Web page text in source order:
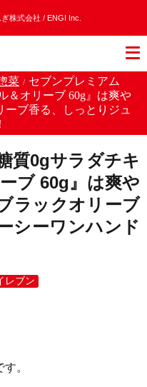
株式会社 / ENGI Inc.
菜 / セブンプレミアム
＆オリーブ 60g』は爽や
ーブ香る、しっとりジュ
質0gサラダチキ
ブ 60g』は爽や
ラックオリーブ
シーワンハンド
レブン
。